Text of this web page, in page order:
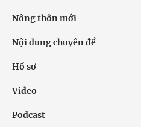
Nông thôn mới
Nội dung chuyên đề
Hồ sơ
Video
Podcast